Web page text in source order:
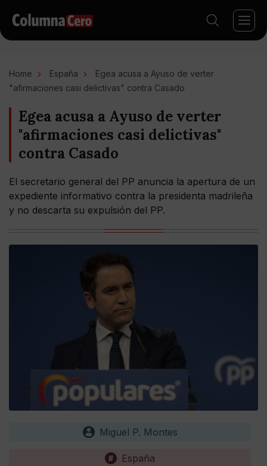
Home España
Egea acusa a Ayuso de verter
"afirmaciones casi delictivas" contra Casado
Egea acusa a Ayuso de verter
"afirmaciones casi delictivas"
contra Casado
El secretario general del PP anuncia la apertura de un
expediente informativo contra la presidenta madrileña
y no descarta su expulsión del PP.
Miguel P. Montes
España